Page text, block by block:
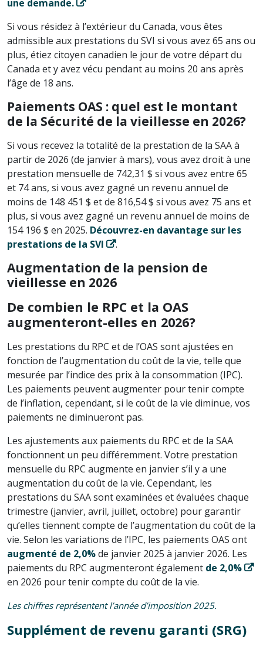
une demande.
Si vous résidez à l’extérieur du Canada, vous êtes
admissible aux prestations du SVI si vous avez 65 ans ou
plus, étiez citoyen canadien le jour de votre départ du
Canada et y avez vécu pendant au moins 20 ans après
l’âge de 18 ans.
Paiements OAS : quel est le montant
de la Sécurité de la vieillesse en 2026?
Si vous recevez la totalité de la prestation de la SAA à
partir de 2026 (de janvier à mars), vous avez droit à une
prestation mensuelle de 742,31 $ si vous avez entre 65
et 74 ans, si vous avez gagné un revenu annuel de
moins de 148 451 $ et de 816,54 $ si vous avez 75 ans et
plus, si vous avez gagné un revenu annuel de moins de
154 196 $ en 2025. Découvrez-en davantage sur les
prestations de la SVI
.
Augmentation de la pension de
vieillesse en 2026
De combien le RPC et la OAS
augmenteront-elles en 2026?
Les prestations du RPC et de l’OAS sont ajustées en
fonction de l’augmentation du coût de la vie, telle que
mesurée par l’indice des prix à la consommation (IPC).
Les paiements peuvent augmenter pour tenir compte
de l’inflation, cependant, si le coût de la vie diminue, vos
paiements ne diminueront pas.
Les ajustements aux paiements du RPC et de la SAA
fonctionnent un peu différemment. Votre prestation
mensuelle du RPC augmente en janvier s’il y a une
augmentation du coût de la vie. Cependant, les
prestations du SAA sont examinées et évaluées chaque
trimestre (janvier, avril, juillet, octobre) pour garantir
qu’elles tiennent compte de l’augmentation du coût de la
vie. Selon les variations de l’IPC, les paiements OAS ont
augmenté de 2,0%de janvier 2025 à janvier 2026. Les
paiements du RPC augmenteront également de 2,0%
en 2026 pour tenir compte du coût de la vie.
Les chiffres représentent l’année d’imposition 2025.
Supplément de revenu garanti (SRG)